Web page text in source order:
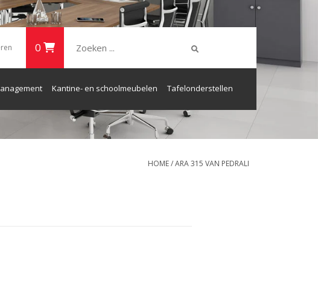
0
Kantine- en schoolmeubelen Tafelonderstellen
HOME/ARA 315 VAN PEDRALI